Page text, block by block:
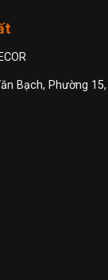
Bạch, Phường 15,